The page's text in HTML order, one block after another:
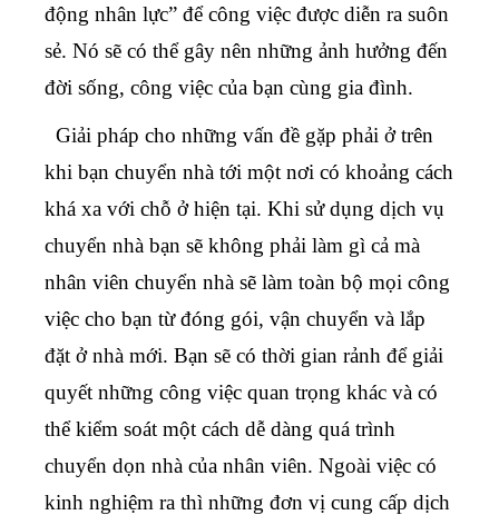
động nhân lực” để công việc được diễn ra suôn
sẻ. Nó sẽ có thể gây nên những ảnh hưởng đến
đời sống, công việc của bạn cùng gia đình.
Giải pháp cho những vấn đề gặp phải ở trên
khi bạn chuyển nhà tới một nơi có khoảng cách
khá xa với chỗ ở hiện tại. Khi sử dụng dịch vụ
chuyển nhà bạn sẽ không phải làm gì cả mà
nhân viên chuyển nhà sẽ làm toàn bộ mọi công
việc cho bạn từ đóng gói, vận chuyển và lắp
đặt ở nhà mới. Bạn sẽ có thời gian rảnh để giải
quyết những công việc quan trọng khác và có
thể kiểm soát một cách dễ dàng quá trình
chuyển dọn nhà của nhân viên. Ngoài việc có
kinh nghiệm ra thì những đơn vị cung cấp dịch